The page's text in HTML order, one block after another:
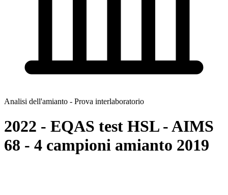
Analisi dell'amianto - Prova interlaboratorio
2022 - EQAS test HSL - AIMS
68 - 4 campioni amianto 2019